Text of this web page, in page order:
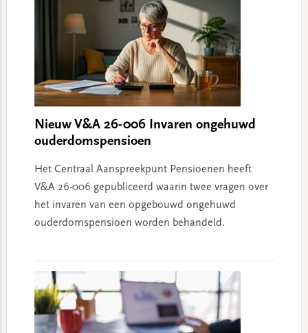
Nieuw V&A 26-006 Invaren ongehuwd
ouderdomspensioen
Het Centraal Aanspreekpunt Pensioenen heeft
V&A 26-006 gepubliceerd waarin twee vragen over
het invaren van een opgebouwd ongehuwd
ouderdomspensioen worden behandeld.